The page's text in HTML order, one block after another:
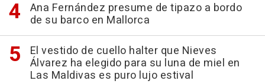
Ana Fernández presume de tipazo a bordo
de su barco en Mallorca
El vestido de cuello halter que Nieves
Álvarez ha elegido para su luna de miel en
Las Maldivas es puro lujo estival